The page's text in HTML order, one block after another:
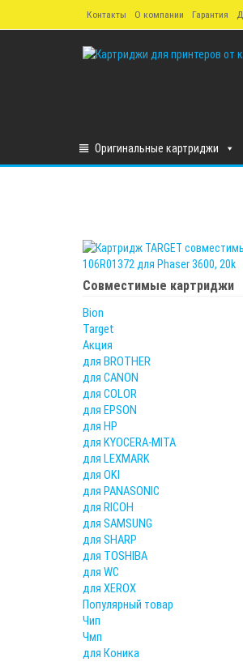
Контакты О компании Гарантия
Оригинальные картриджи
Совместимые картриджи
Bion
Target
Акция
для BROTHER
для CANON
для COLOR
для EPSON
для HP
для KYOCERA-MITA
для LEXMARK
для OKI
для PANASONIC
для RICOH
для SAMSUNG
для SHARP
для TOSHIBA
для WC
для XEROX
Популярный товар
Чип
Чмп
для Коника